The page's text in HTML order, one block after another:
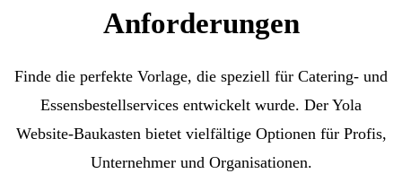
Anforderungen
Finde die perfekte Vorlage, die speziell für Catering- und
Essensbestellservices entwickelt wurde. Der Yola
Website-Baukasten bietet vielfältige Optionen für Profis,
Unternehmer und Organisationen.